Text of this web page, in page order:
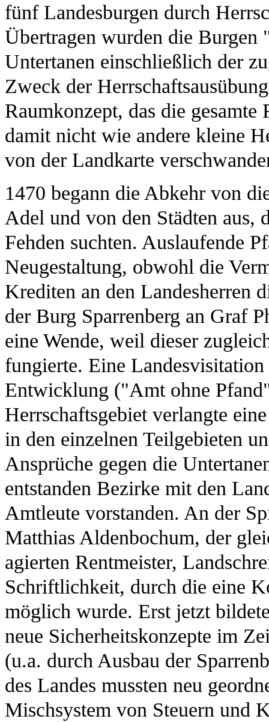
fünf Landesburgen durch
Übertragen wurden die
Untertanen einschließlich der
Zweck der
Raumkonzept, das die
damit nicht wie andere kleine
von der Landkarte
1470 begann die Abkehr von
Adel und von den Städten aus,
Fehden suchten. Auslaufende
Neugestaltung, obwohl die
Krediten an den Landesherren
der Burg Sparrenberg an Graf
eine Wende, weil dieser
fungierte. Eine
Entwicklung ("Amt ohne
Herrschaftsgebiet verlangte
in den einzelnen Teilgebieten
Ansprüche gegen die
entstanden Bezirke mit den
Amtleute vorstanden. An der
Matthias Aldenbochum, der
agierten Rentmeister,
Schriftlichkeit, durch die eine
möglich wurde. Erst jetzt
neue Sicherheitskonzepte im
(u.a. durch Ausbau der
des Landes mussten neu
Mischsystem von Steuern und